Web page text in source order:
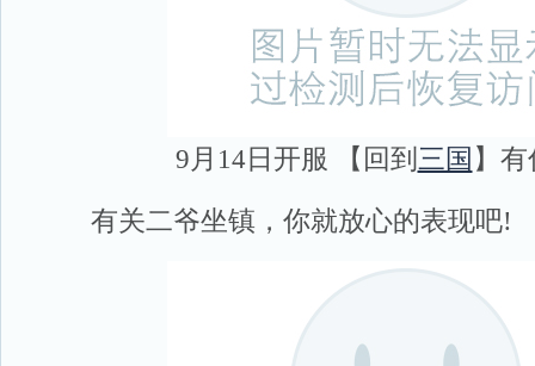
9月14日开服 【回到 三国 】
有关二爷坐镇，你就放心的表现吧!